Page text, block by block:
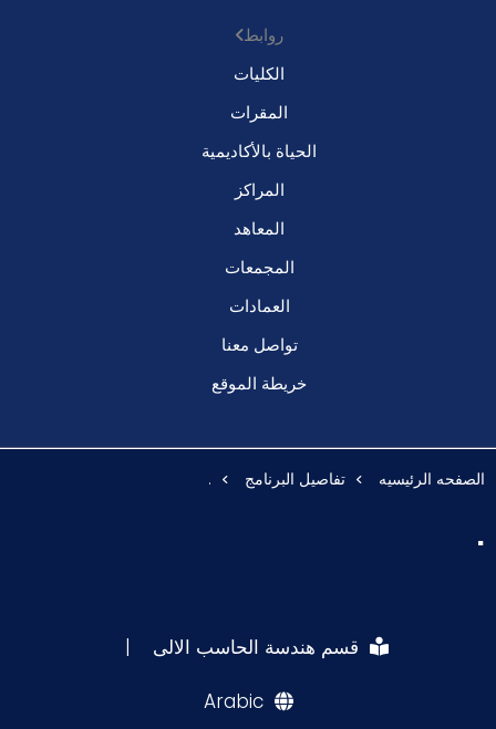
روابط
الكليات
المقرات
الحياة بالأكاديمية
المراكز
المعاهد
المجمعات
العمادات
تواصل معنا
خريطة الموقع
الصفحه الرئيسيه تفاصيل البرنامج .
.
قسم هندسة الحاسب الالى |
Arabic